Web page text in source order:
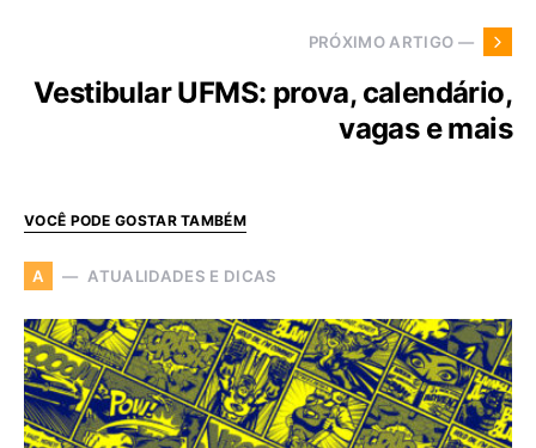
PRÓXIMO ARTIGO —
Vestibular UFMS: prova, calendário,
vagas e mais
VOCÊ PODE GOSTAR TAMBÉM
A ATUALIDADES E DICAS